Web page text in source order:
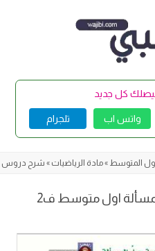
كل جديد
واتس اب تلجرام
المتوسط »مادة الرياضيات » شرح دروس
اول متوسط ف2